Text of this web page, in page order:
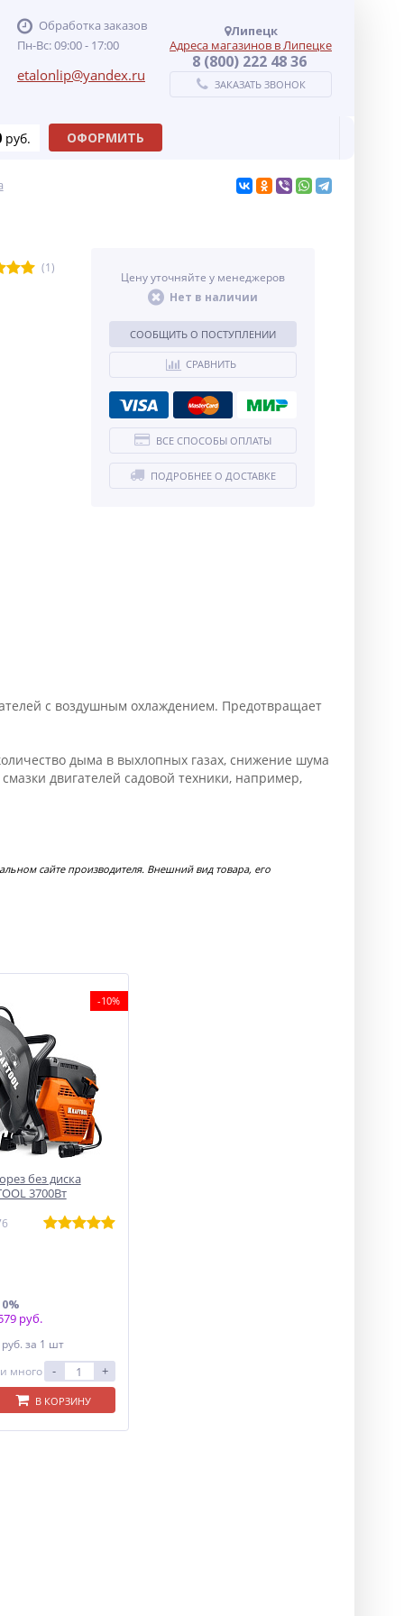
Обработка заказов
Пн-Вс: 09:00 - 17:00
etalonlip@yandex.ru
Липецк
Адреса магазинов в Липецке
8 (800) 222 48 36
ЗАКАЗАТЬ ЗВОНОК
руб. ОФОРМИТЬ
(1)
Цену уточняйте у менеджеров
Нет в наличии
СООБЩИТЬ О ПОСТУПЛЕНИИ
СРАВНИТЬ
ВСЕ СПОСОБЫ ОПЛАТЫ
ПОДРОБНЕЕ О ДОСТАВКЕ
с воздушным охлаждением. Предотвращает
дыма в выхлопных газах, снижение шума
двигателей садовой техники, например,
сайте производителя. Внешний вид товара, его
-10%
без диска
3700Вт
руб.
руб. за 1 шт
много
- +
В КОРЗИНУ